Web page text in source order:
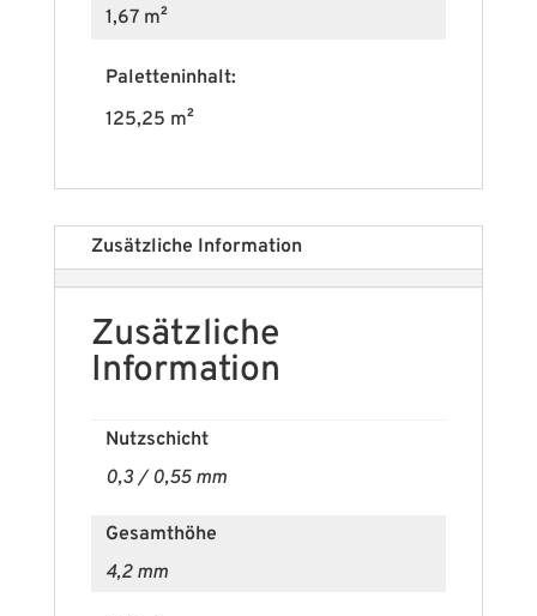
1,67 m²
Paletteninhalt:
125,25 m²
Zusätzliche Information
Zusätzliche
Information
Nutzschicht
0,3 / 0,55 mm
Gesamthöhe
4,2 mm